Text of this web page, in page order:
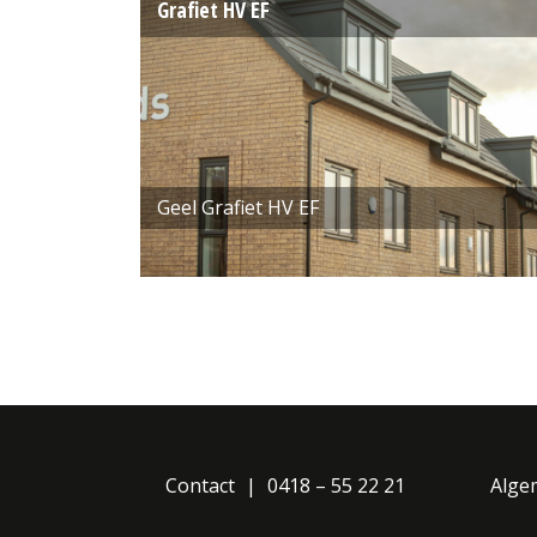
Grafiet HV EF
Geel Grafiet HV EF
Contact 0418 – 55 22 21